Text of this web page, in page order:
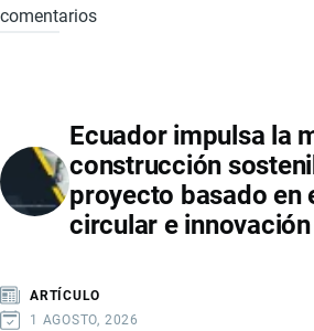
ECUADOR
COMPRA
INTERNACIONAL
DE
MEDICAMENTOS
HOSPITALES
comentarios
Ecuador impulsa la
construcción
proyecto basado en
circular e innovación
ARTÍCULO
1 AGOSTO, 2026